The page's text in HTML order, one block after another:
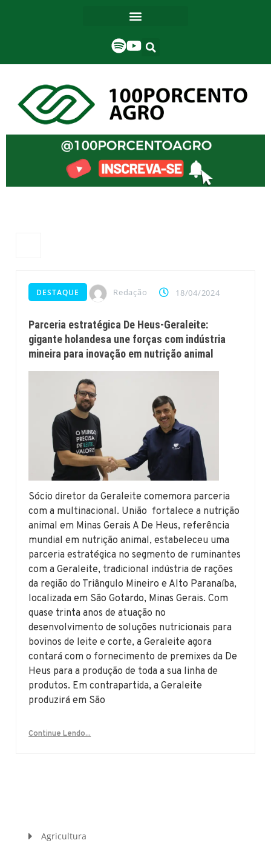
DESTAQUE Redação 18/04/2024
Parceria estratégica De Heus-Geraleite:
gigante holandesa une forças com indústria
mineira para inovação em nutrição animal
Sócio diretor da Geraleite comemora parceria
com a multinacional. União fortalece a nutrição
animal em Minas Gerais A De Heus, referência
mundial em nutrição animal, estabeleceu uma
parceria estratégica no segmento de ruminantes
com a Geraleite, tradicional indústria de rações
da região do Triângulo Mineiro e Alto Paranaíba,
localizada em São Gotardo, Minas Gerais. Com
quase trinta anos de atuação no
desenvolvimento de soluções nutricionais para
bovinos de leite e corte, a Geraleite agora
contará com o fornecimento de premixes da De
Heus para a produção de toda a sua linha de
produtos. Em contrapartida, a Geraleite
produzirá em São
Continue Lendo...
Agricultura